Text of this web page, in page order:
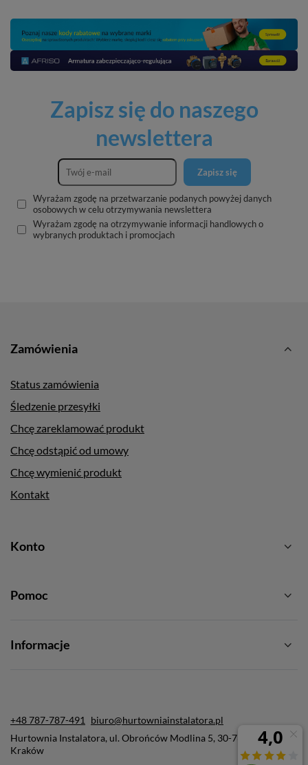
Zapisz się do naszego
newslettera
Zapisz się
Wyrażam zgodę na przetwarzanie podanych powyżej danych
osobowych w celu otrzymywania newslettera
Wyrażam zgodę na otrzymywanie informacji handlowych o
wybranych produktach i promocjach
Zamówienia
Status zamówienia
Śledzenie przesyłki
Chcę zareklamować produkt
Chcę odstąpić od umowy
Chcę wymienić produkt
Kontakt
Konto
Pomoc
Informacje
+48 787-787-491 biuro@hurtowniainstalatora.pl
Hurtownia Instalatora, ul. Obrońców Modlina 5, 30-733
Kraków